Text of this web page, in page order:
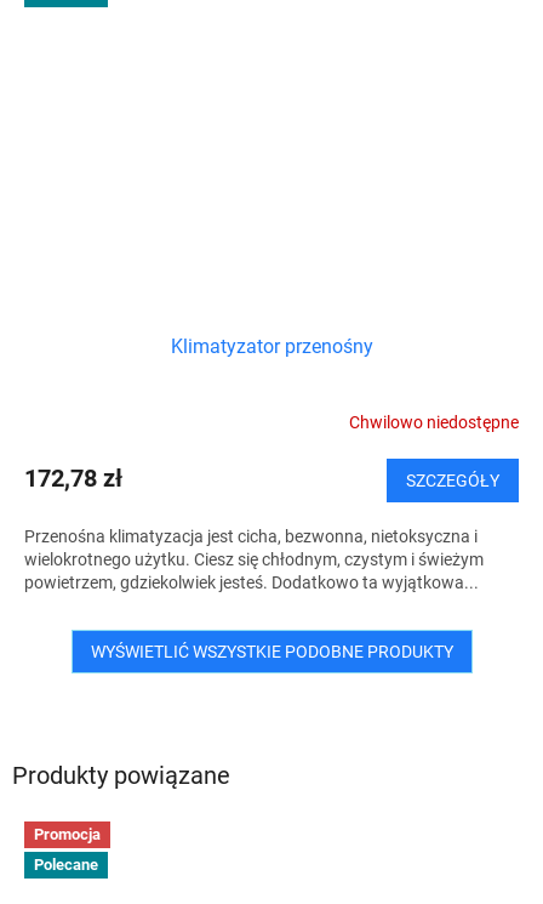
Produkty powiązane
Promocja
Polecane
Klimatyzator przenośny
Chwilowo niedostępne
172,78 zł SZCZEGÓŁY
Przenośna klimatyzacja jest cicha, bezwonna, nietoksyczna i
wielokrotnego użytku. Ciesz się chłodnym, czystym i świeżym
powietrzem, gdziekolwiek jesteś. Dodatkowo ta wyjątkowa...
WYŚWIETLIĆ WSZYSTKIE PODOBNE PRODUKTY